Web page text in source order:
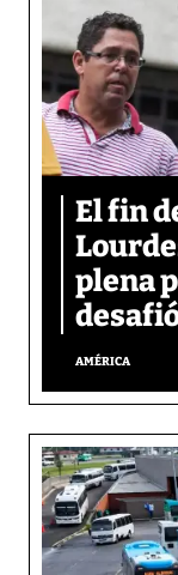
El fin
plena
AMÉRICA